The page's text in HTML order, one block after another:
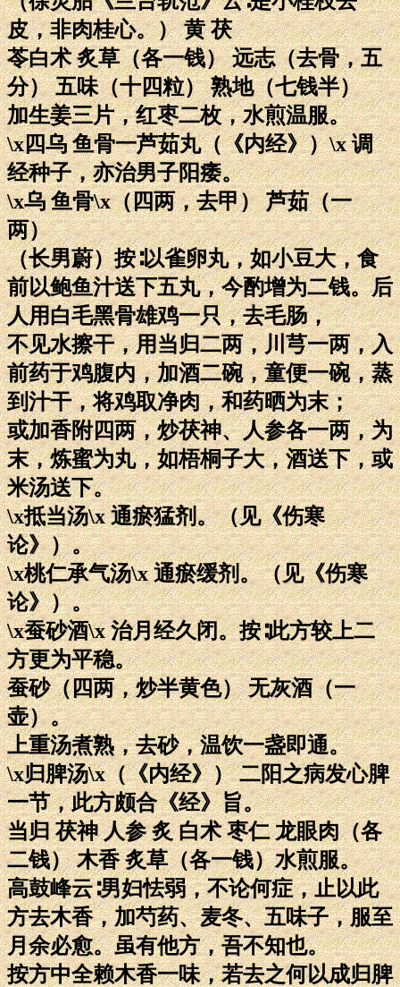
皮，非肉桂心。） 黄 茯
苓白术 炙草（各一钱） 远志（去骨，五
分） 五味（十四粒） 熟地（七钱半）
加生姜三片，红枣二枚，水煎温服。
\x四乌 鱼骨一芦茹丸（《内经》）\x 调
经种子，亦治男子阳痿。
\x乌 鱼骨\x（四两，去甲） 芦茹（一
两）
（长男蔚）按∶以雀卵丸，如小豆大，食
前以鲍鱼汁送下五丸，今酌增为二钱。后
人用白毛黑骨雄鸡一只，去毛肠，
不见水擦干，用当归二两，川芎一两，入
前药于鸡腹内，加酒二碗，童便一碗，蒸
到汁干，将鸡取净肉，和药晒为末；
或加香附四两，炒茯神、人参各一两，为
末，炼蜜为丸，如梧桐子大，酒送下，或
米汤送下。
\x抵当汤\x 通瘀猛剂。（见《伤寒
论》）。
\x桃仁承气汤\x 通瘀缓剂。（见《伤寒
论》）。
\x蚕砂酒\x 治月经久闭。按∶此方较上二
方更为平稳。
蚕砂（四两，炒半黄色） 无灰酒（一
壶）。
上重汤煮熟，去砂，温饮一盏即通。
\x归脾汤\x（《内经》） 二阳之病发心脾
一节，此方颇合《经》旨。
当归 茯神 人参 炙 白术 枣仁 龙眼肉（各
二钱） 木香 炙草（各一钱）水煎服。
高鼓峰云∶男妇怯弱，不论何症，止以此
方去木香，加芍药、麦冬、五味子，服至
月余必愈。虽有他方，吾不知也。
按方中全赖木香一味，若去之何以成归脾